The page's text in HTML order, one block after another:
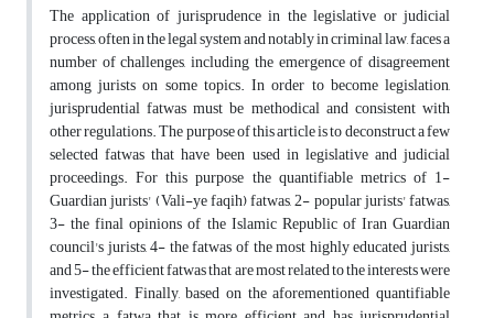
The application of jurisprudence in the legislative or judicial
process, often in the legal system and notably in criminal law, faces a
number of challenges, including the emergence of disagreement
among jurists on some topics. In order to become legislation,
jurisprudential fatwas must be methodical and consistent with
other regulations. The purpose of this article is to deconstruct a few
selected fatwas that have been used in legislative and judicial
proceedings. For this purpose the quantifiable metrics of 1-
Guardian jurists' (Vali-ye faqih) fatwas, 2- popular jurists' fatwas,
3- the final opinions of the Islamic Republic of Iran Guardian
council's jurists, 4- the fatwas of the most highly educated jurists,
and 5- the efficient fatwas that are most related to the interests were
investigated. Finally, based on the aforementioned quantifiable